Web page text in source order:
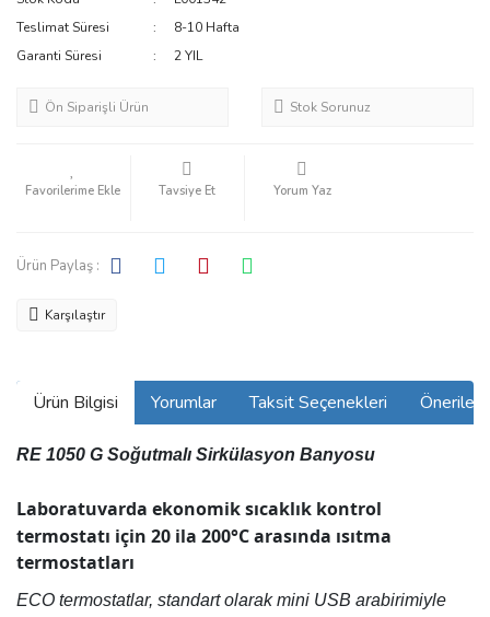
Teslimat Süresi
8-10 Hafta
Garanti Süresi
2 YIL
Ön Siparişli Ürün Stok Sorunuz
Tavsiye Et Yorum Yaz
Ürün Paylaş :
Karşılaştır
Ürün Bilgisi Yorumlar Taksit Seçenekleri
RE 1050 G Soğutmalı Sirkülasyon Banyosu
Laboratuvarda ekonomik sıcaklık kontrol
termostatı için 20 ila 200°C arasında ısıtma
termostatları
ECO termostatlar, standart olarak mini USB arabirimiyle